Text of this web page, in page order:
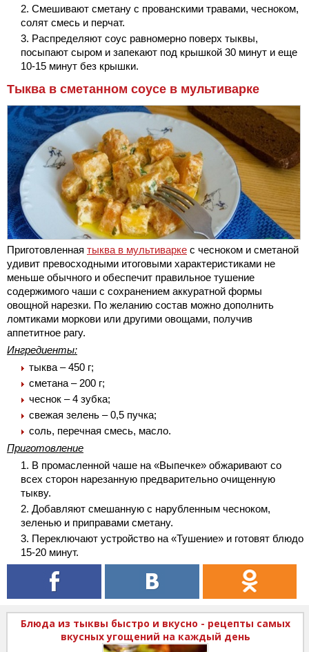
Смешивают сметану с прованскими травами, чесноком,
солят смесь и перчат.
Распределяют соус равномерно поверх тыквы,
посыпают сыром и запекают под крышкой 30 минут и еще
10-15 минут без крышки.
Тыква в сметанном соусе в мультиварке
Приготовленная тыква в мультиварке с чесноком и сметаной
удивит превосходными итоговыми характеристиками не
меньше обычного и обеспечит правильное тушение
содержимого чаши с сохранением аккуратной формы
овощной нарезки. По желанию состав можно дополнить
ломтиками моркови или другими овощами, получив
аппетитное рагу.
Ингредиенты:
тыква – 450 г;
сметана – 200 г;
чеснок – 4 зубка;
свежая зелень – 0,5 пучка;
соль, перечная смесь, масло.
Приготовление
В промасленной чаше на «Выпечке» обжаривают со
всех сторон нарезанную предварительно очищенную
тыкву.
Добавляют смешанную с нарубленным чесноком,
зеленью и приправами сметану.
Переключают устройство на «Тушение» и готовят блюдо
15-20 минут.
Блюда из тыквы быстро и вкусно - рецепты самых
вкусных угощений на каждый день